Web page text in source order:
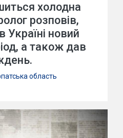
холодна
розповів,
Україні новий
а також дав
область